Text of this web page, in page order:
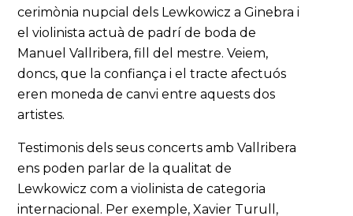
cerimònia nupcial dels Lewkowicz a Ginebra i
el violinista actuà de padrí de boda de
Manuel Vallribera, fill del mestre. Veiem,
doncs, que la confiança i el tracte afectuós
eren moneda de canvi entre aquests dos
artistes.
Testimonis dels seus concerts amb Vallribera
ens poden parlar de la qualitat de
Lewkowicz com a violinista de categoria
internacional. Per exemple, Xavier Turull,